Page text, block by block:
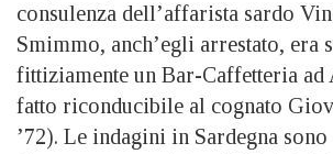
consulenza dell’affarista sardo
Smimmo, anch’egli arrestato, era
fittiziamente un Bar-Caffetteria ad
fatto riconducibile al cognato
’72). Le indagini in Sardegna sono